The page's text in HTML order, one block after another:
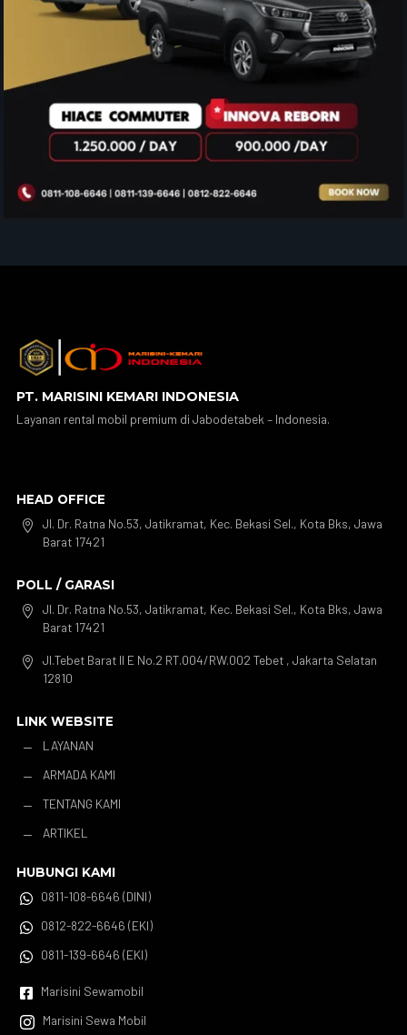
PT. MARISINI KEMARI INDONESIA
Layanan rental mobil premium di Jabodetabek – Indonesia.
HEAD OFFICE

Jl. Dr. Ratna No.53, Jatikramat, Kec. Bekasi Sel., Kota Bks, Jawa
Barat 17421
POLL / GARASI

Jl. Dr. Ratna No.53, Jatikramat, Kec. Bekasi Sel., Kota Bks, Jawa
Barat 17421

Jl.Tebet Barat II E No.2 RT.004/RW.002 Tebet , Jakarta Selatan
12810
LINK WEBSITE
K
LAYANAN
K ARMADA KAMI
K TENTANG KAMI
K ARTIKEL
HUBUNGI KAMI

0811-108-6646 (DINI)
 0812-822-6646 (EKI)
 0811-139-6646 (EKI)
 Marisini Sewamobil
 Marisini Sewa Mobil